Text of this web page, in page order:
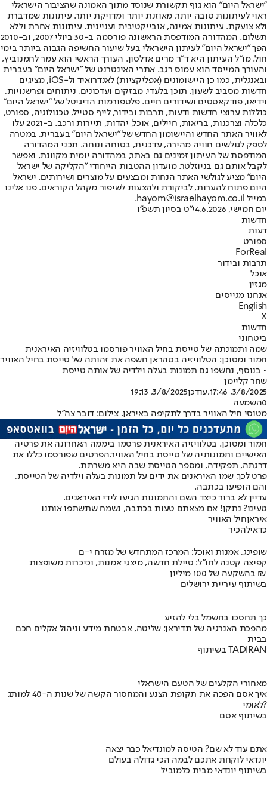
"ישראל היום" הוא גוף תקשורת שנוסד מתוך האמונה שהציבור הישראלי
ראוי לעיתונות טובה יותר, מאוזנת יותר ומדויקת יותר. עיתונות שמדברת
ולא צועקת. עיתונות אמינה, אובייקטיבית ועניינית. עיתונות אחרת וללא
תשלום. המהדורה המודפסת הראשונה פורסמה ב-30 ביולי 2007, וב-2010
הפך "ישראל היום" לעיתון הישראלי בעל שיעור החשיפה הגבוה ביותר בימי
חול. מו"ל העיתון היא ד"ר מרים אדלסון. העורך הראשי הוא עמר לחמנוביץ,
והעורך המייסד הוא עמוס רגב. אתרי האינטרנט של "ישראל היום" בעברית
ובאנגלית, כמו כן היישומונים (אפליקציות) לאנדרואיד ול-iOS, מציגים
חדשות מסביב לשעון, תוכן בלעדי, מבזקים ועדכונים, ניתוחים ופרשנויות,
וידיאו, פודקאסטים ושידורים חיים. פלטפורמות הדיגיטל של "ישראל היום"
כוללות ערוצי חדשות ודעות, תרבות ובידור, לייף סטייל, טכנולוגיה, ספורט,
כלכלה וצרכנות, בריאות, חיילים, אוכל, יהדות, תיירות ורכב. ב-2021 עלו
לאוויר האתר החדש והיישומון החדש של "ישראל היום" בעברית, במטרה
לספק לגולשים חוויה מהירה, עדכנית, בטוחה ונוחה. תכני המהדורה
המודפסת של העיתון זמינים גם באתר, במהדורה יומית מקוונת, ואפשר
לקבל אותם גם בניוזלטר. מועדון ההטבות הייחודי "הקליקה של ישראל
היום" מציע לגולשי האתר הנחות ומבצעים על מוצרים ושירותים. ישראל
היום פתוח להערות, לביקורת ולהצעות לשיפור מקהל הקוראים. פנו אלינו
במייל hayom@israelhayom.co.il.
יום חמישי, 4.6.2026
י"ט בסיון תשפ"ו
חדשות
דעות
ספורט
ForReal
תרבות ובידור
אוכל
מגזין
אנחנו מגייסים
English
X
חדשות
ביטחוני
שמה ותמונתה של טייסת בחיל האוויר פורסמו בטלוויזיה האיראנית
חמור ומסוכן: הטלוויזיה בטהראן חשפה את זהותה של טייסת בחיל האוויר
• בנוסף, נחשפו גם תמונות בעלה וילדיה של אותה טייסת
שחר קליימן
3/8/2025, 17:46
,עודכן3/8/2025, 19:13
0השמעה
מטוסי חיל האוויר בדרך לתקיפה באיראן. צילום: דובר צה"ל
חמור ומסוכן. בטלוויזיה האיראנית פרסמו ביממה האחרונה את פרטיה
האישיים ותמונותיה של טייסת בחיל האוויר.הפרטים שפורסמו כללו את
דרגתה, תפקידה, ומספר הטייסת שבה היא משרתת.
פרט לכך, שמו האיראנים את ידים על תמונות בעלה וילדיה של הטייסת,
והם הופיעו בכתבה.
עדיין לא ברור כיצד השם והתמונות הגיעו לידי האיראנים.
טעינו? נתקן! אם מצאתם טעות בכתבה, נשמח שתשתפו אותנו
איראןחיל האוויר
כדאילהכיר
שופינג, אמנות ואוכל: המרכז המתחדש של מזרח י-ם
קפיצה קטנה לחו"ל: טיילת חדשה, מיצגי אמנות, וכיכרות משופצות
בהשקעה של 100 מיליון ₪
בשיתוף עיריית ירושלים
כך תחסכו בחשמל בלי להזיע
מהפכת האנרגיה של תדיראן: שליטה, אבטחת מידע וניהול אקלים חכם
בבית
בשיתוף TADIRAN
מאחורי הקלעים של הטעם הישראלי
איך אסם הפכה את תקופת הצנע והמחסור הקשה של שנות ה-40 למותג
לאומי?
בשיתוף אסם
אתם עוד לא שם? הטיסה למונדיאל כבר יצאה
יונדאי לוקחת אתכם לבמה הכי גדולה בעולם
בשיתוף יונדאי מבית כלמוביל